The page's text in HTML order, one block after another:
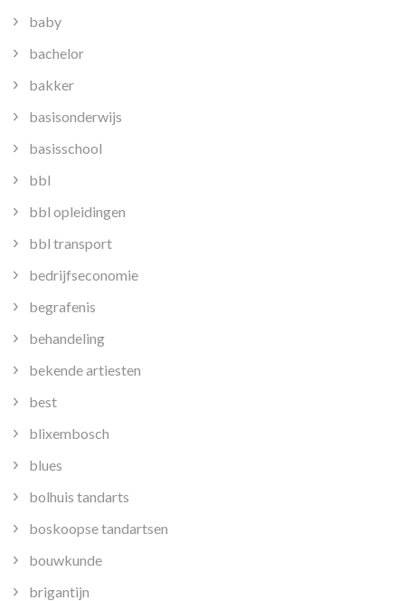
baby
bachelor
bakker
basisonderwijs
basisschool
bbl
bbl opleidingen
bbl transport
bedrijfseconomie
begrafenis
behandeling
bekende artiesten
best
blixembosch
blues
bolhuis tandarts
boskoopse tandartsen
bouwkunde
brigantijn